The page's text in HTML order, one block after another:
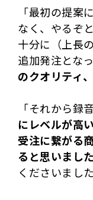
「最初の提案
なく、やるぞ
十分に（上長
追加発注とな
のクオリティ
「それから録
にレベルが高い
受注に繋がる
ると思いました
くださいました